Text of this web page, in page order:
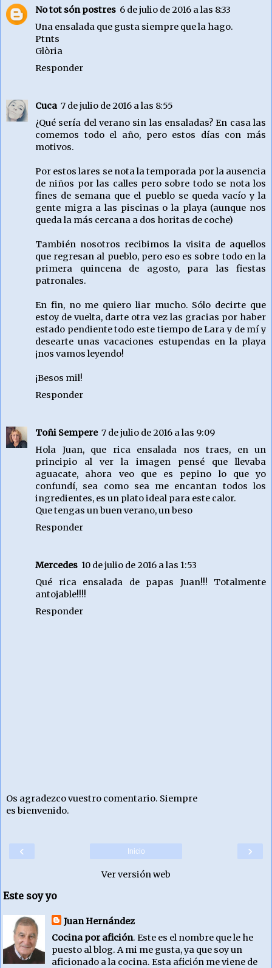
No tot són postres 6 de julio de 2016 a las 8:33
Una ensalada que gusta siempre que la hago.
Ptnts
Glòria
Responder
Cuca 7 de julio de 2016 a las 8:55
¿Qué sería del verano sin las ensaladas? En casa las
comemos todo el año, pero estos días con más
motivos.
Por estos lares se nota la temporada por la ausencia
de niños por las calles pero sobre todo se nota los
fines de semana que el pueblo se queda vacío y la
gente migra a las piscinas o la playa (aunque nos
queda la más cercana a dos horitas de coche)
También nosotros recibimos la visita de aquellos
que regresan al pueblo, pero eso es sobre todo en la
primera quincena de agosto, para las fiestas
patronales.
En fin, no me quiero liar mucho. Sólo decirte que
estoy de vuelta, darte otra vez las gracias por haber
estado pendiente todo este tiempo de Lara y de mí y
desearte unas vacaciones estupendas en la playa
¡nos vamos leyendo!
¡Besos mil!
Responder
Toñi Sempere 7 de julio de 2016 a las 9:09
Hola Juan, que rica ensalada nos traes, en un
principio al ver la imagen pensé que llevaba
aguacate, ahora veo que es pepino lo que yo
confundí, sea como sea me encantan todos los
ingredientes, es un plato ideal para este calor.
Que tengas un buen verano, un beso
Responder
Mercedes 10 de julio de 2016 a las 1:53
Qué rica ensalada de papas Juan!!! Totalmente
antojable!!!!
Responder
Os agradezco vuestro comentario. Siempre
es bienvenido.
‹ ›
Inicio
Ver versión web
Este soy yo
Juan Hernández
Cocina por afición. Este es el nombre que le he
puesto al blog. A mi me gusta, ya que soy un
aficionado a la cocina. Esta afición me viene de